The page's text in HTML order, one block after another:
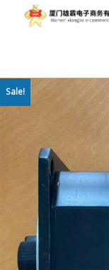
首页
关于我们
联系我们
Sale!